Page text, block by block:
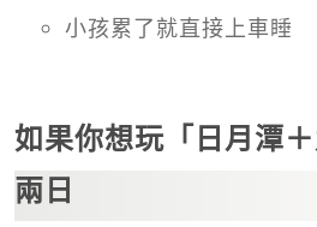
小孩累了就直接上車睡
如果你想玩「日月潭
兩日